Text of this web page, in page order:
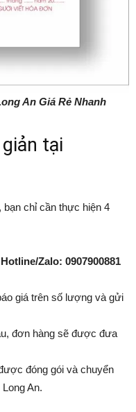
An Giá Rẻ Nhanh
tại
, bạn chỉ cần thực hiện 4
Hotline/Zalo: 0907900881
giá trên số lượng và gửi
đơn hàng sẽ được đưa
đóng gói và chuyển
An.